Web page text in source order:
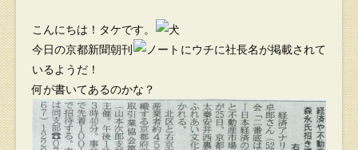
こんにちは！タケです。
今日の京都新聞朝刊
にウチに社長名が掲載されて
いるようだ！
何が書いてあるのかな？